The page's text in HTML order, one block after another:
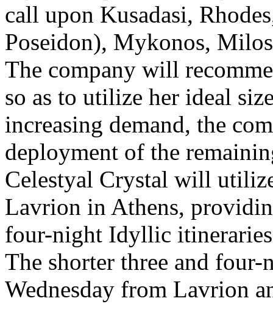
call upon Kusadasi,
Poseidon), Mykonos,
The company will
so as to utilize her ideal
increasing demand, the
deployment of the
Celestyal Crystal will
Lavrion in Athens,
four-night Idyllic
The shorter three and
Wednesday from Lavrion